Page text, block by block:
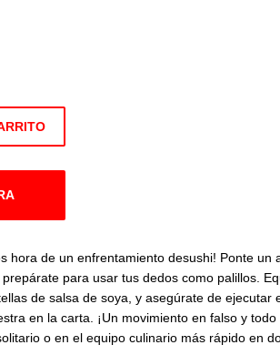
hora de un enfrentamiento desushi! Ponte un
para usar tus dedos como palillos.
de salsa de soya, y asegúrate de ejecutar
en la carta. ¡Un movimiento en falso y
o en el equipo culinario más rápido en